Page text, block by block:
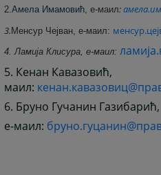
2.Амела Имамовић,е-маил:
3. Менсур Чејван, е-маил:
4. Ламија Клисура, е-маил:
5. Кенан Кавазовић,
маил:
6. Бруно Гучанин Газибарић,
е-маил: